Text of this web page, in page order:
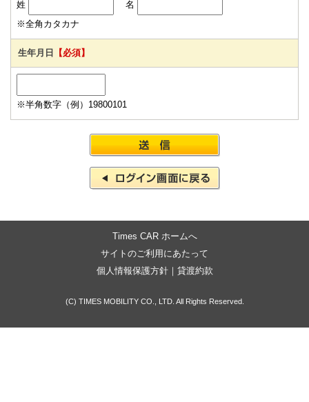
姓
名
※全角カタカナ
生年月日 【必須】
※半角数字（例）19800101
Times CAR ホームへ
サイトのご利用にあたって
個人情報保護方針｜ 貸渡約款
(C) TIMES MOBILITY CO., LTD. All Rights Reserved.